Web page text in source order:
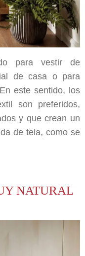
para vestir de
de casa o para
este sentido, los
son preferidos,
y que crean un
de tela, como se
NATURAL